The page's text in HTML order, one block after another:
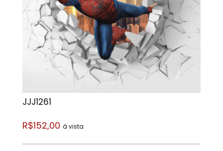
JJJ1261
R$152,00 á vista